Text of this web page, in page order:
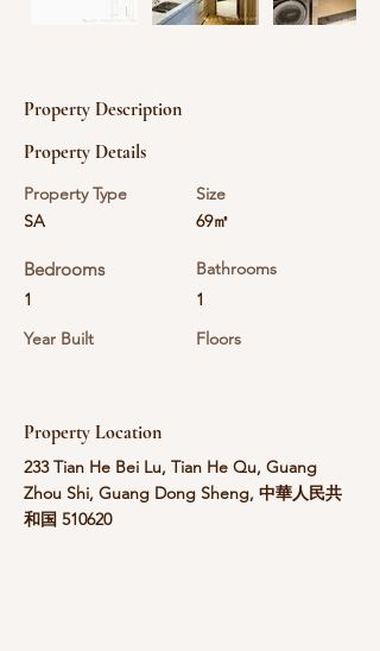
Property Description
Property Details
Property Type
SA
Bedrooms
1
Year Built
Size
69㎡
Bathrooms
1
Floors
Property Location
233 Tian He Bei Lu, Tian He Qu, Guang
Zhou Shi, Guang Dong Sheng, 中華人民共
和国 510620